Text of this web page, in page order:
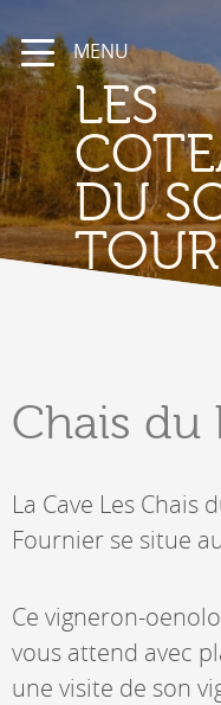
MENU
LES
DU
Chais du
La Cave Les Chais
Fournier se situe
Ce vigneron-
vous attend avec
une visite de son